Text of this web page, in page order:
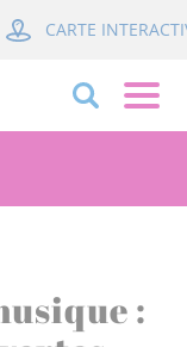
CARTE
: